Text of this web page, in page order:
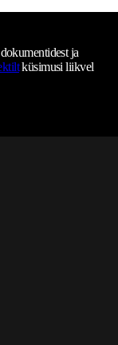
ja
küsimusi liikvel